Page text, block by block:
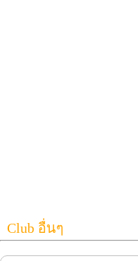
Club อื่นๆ